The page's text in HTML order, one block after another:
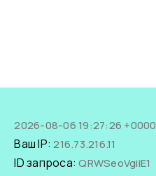
2026-08-06 19:27:26 +0000
Ваш IP:216.73.216.11
ID запроса:QRWSeoVgiiE1